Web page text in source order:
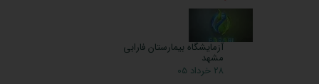
آزمایشگاه بیمارستان فارابی
مشهد
۲۸ خرداد ۰۵